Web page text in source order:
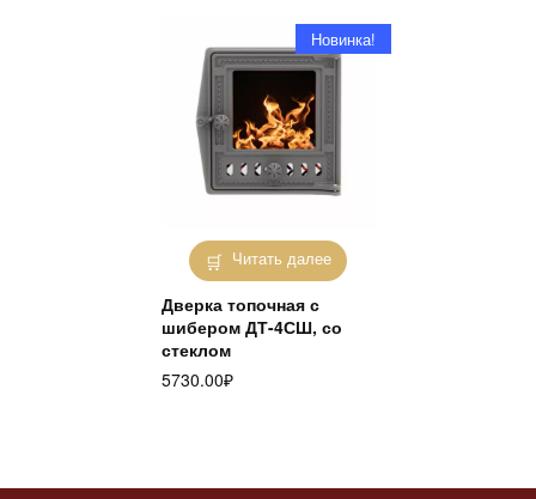
Читать далее
Новинка!
Дверка топочная с
шибером ДТ-4СШ, со
стеклом
5730.00₽